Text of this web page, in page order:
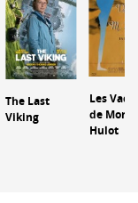
The Last
Viking
Les
de
Hulot